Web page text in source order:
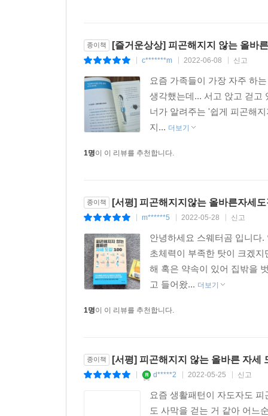
이 책에서 배운 대로 걸어보니 산책이 즐거워졌
주는 법과 서는 자세를 의식해서 피곤하지 않게 지
몇 번이고 다시 읽고 있어요. 일상생활의 모든
사소한 동작 하나하나가 몸에 좋은 영향을 미치는
피로 예방 비법이 많아요! 나이 탓인지 쉽게 피
-아마존 리뷰 중에서
종이책 [즐거운상상] 피곤해지지 않는 올바
c*******m 2022-06-08 신고
요즘 가족들이 가장 자주 하
생각했는데... 서고 앉고 걷고
너가 알려주는 '쉽게 피곤해
지... 더보기
1명이 이 리뷰를 추천합니다.
종이책 [서평] 피곤해지지않는 올바른자세
m******5 2022-05-28 신고
안녕하세요 스웨터곰 입니다
초체력이 부족한 탓이 크겠
해 혹은 약속이 있어 집밖을
고 들어왔... 더보기
1명이 이 리뷰를 추천합니다.
종이책 [서평] 피곤해지지 않는 올바른 자세
d*****2 2022-05-25 신고
요즘 생활패턴이 자도자도
도 사막을 걷는 거 같아 어느